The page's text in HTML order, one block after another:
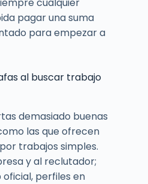
cualquier
pagar una suma
para empezar a
al buscar trabajo
demasiado buenas
las que ofrecen
trabajos simples.
y al reclutador;
oficial, perfiles en